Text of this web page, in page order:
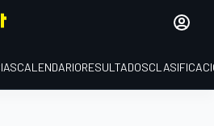
CALENDARIORESULTADOS